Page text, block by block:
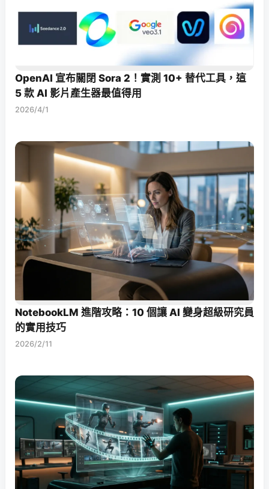
OpenAI 宣布關閉 Sora 2！實測 10+ 替代工具，這
5 款 AI 影片產生器最值得用
2026/4/1
NotebookLM 進階攻略：10 個讓 AI 變身超級研究員
的實用技巧
2026/2/11